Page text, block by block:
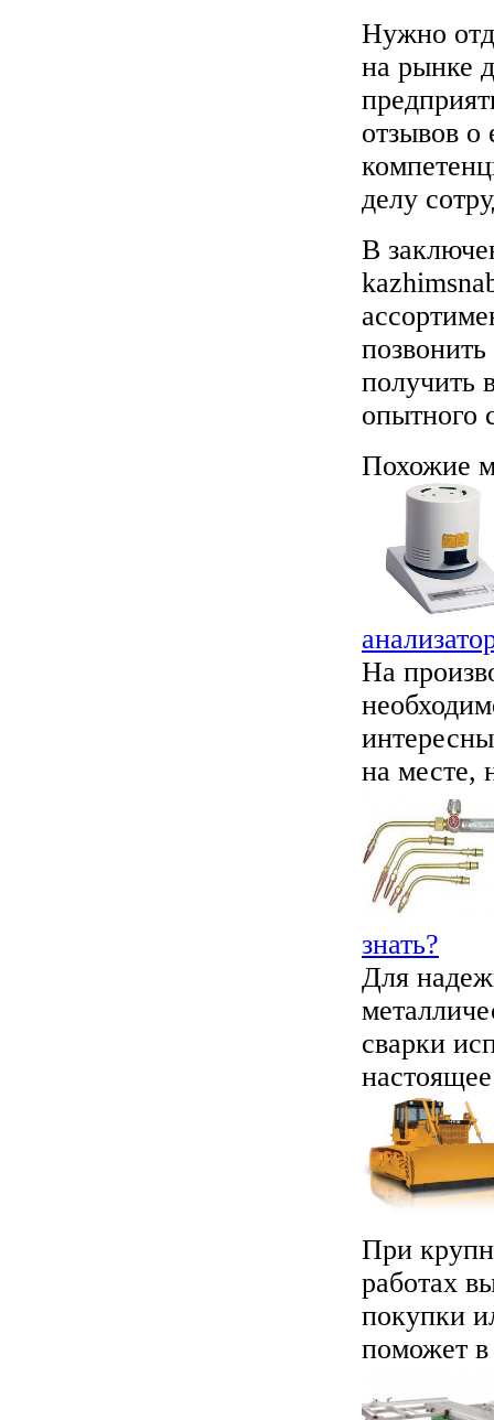
Нужно
на рынке
отзывов о
делу
В
получить
опытного
Похожие
На
на месте,
знать?
Для
сварки
При
работах
покупки
поможет